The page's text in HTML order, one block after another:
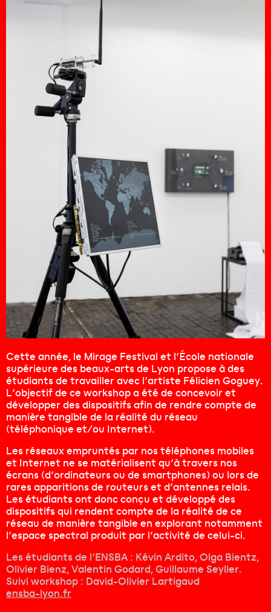
Cette année, le Mirage Festival et l’École nationale
supérieure des beaux-arts de Lyon propose à des
étudiants de travailler avec l’artiste Félicien Goguey.
L’objectif de ce workshop a été de concevoir et
développer des dispositifs afin de rendre compte de
manière tangible de la réalité du réseau
(téléphonique et/ou Internet).
Les réseaux empruntés par nos téléphones mobiles
et Internet ne se matérialisent qu’à travers nos
écrans (d’ordinateurs ou de smartphones) ou lors de
rares apparitions de routeurs et d’antennes relais.
Les étudiants ont donc conçu et développé des
dispositifs qui rendent compte de la réalité de ce
réseau de manière tangible en explorant notamment
l’espace spectral produit par l’activité de celui-ci.
Les étudiants de l’ENSBA : Kévin Ardito, Olga Bientz,
Olivier Bienz, Valentin Godard, Guillaume Seyller.
Suivi workshop : David-Olivier Lartigaud
ensba-lyon.fr